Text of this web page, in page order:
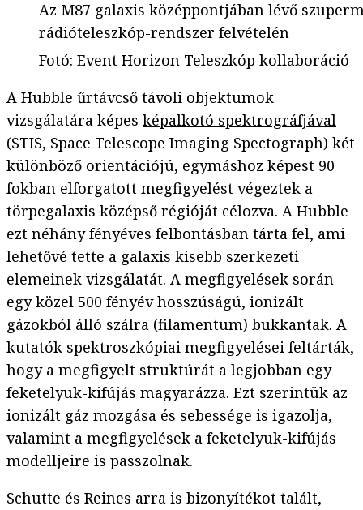
Az M87 galaxis középpontjában lévő
rádióteleszkóp-rendszer felvételén
Fotó: Event Horizon Teleszkóp kollaboráció
A Hubble űrtávcső távoli objektumok
vizsgálatára képes képalkotó spektrográfjával
(STIS, Space Telescope Imaging Spectograph) két
különböző orientációjú, egymáshoz képest 90
fokban elforgatott megfigyelést végeztek a
törpegalaxis középső régióját célozva. A Hubble
ezt néhány fényéves felbontásban tárta fel, ami
lehetővé tette a galaxis kisebb szerkezeti
elemeinek vizsgálatát. A megfigyelések során
egy közel 500 fényév hosszúságú, ionizált
gázokból álló szálra (filamentum) bukkantak. A
kutatók spektroszkópiai megfigyelései feltárták,
hogy a megfigyelt struktúrát a legjobban egy
feketelyuk-kifújás magyarázza. Ezt szerintük az
ionizált gáz mozgása és sebessége is igazolja,
valamint a megfigyelések a feketelyuk-kifújás
modelljeire is passzolnak.
Schutte és Reines arra is bizonyítékot talált,